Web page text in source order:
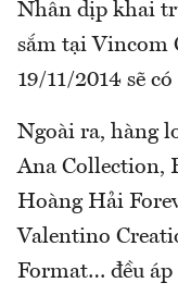
Nhân dịp khai
sắm tại Vincom
19/11/2014 sẽ
Ngoài ra, hàng
Ana Collection,
Hoàng Hải
Valentino
Format… đều